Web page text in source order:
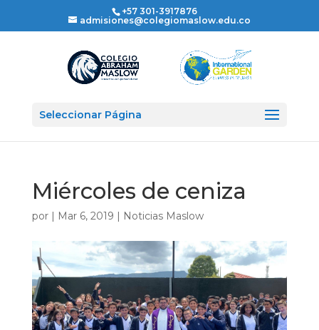
+57 301-3917876
admisiones@colegiomaslow.edu.co
Seleccionar Página
Miércoles de ceniza
por | Mar 6, 2019 | Noticias Maslow